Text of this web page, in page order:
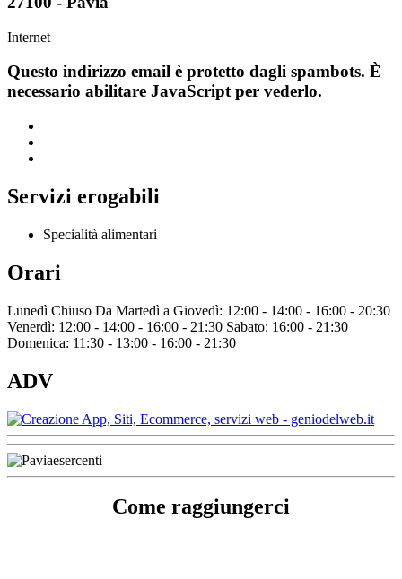
Internet
Questo indirizzo email è protetto dagli spambots. È
necessario abilitare JavaScript per vederlo.
Servizi erogabili
Specialità alimentari
Orari
Lunedì Chiuso Da Martedì a Giovedì: 12:00 - 14:00 - 16:00 - 20:30
Venerdì: 12:00 - 14:00 - 16:00 - 21:30 Sabato: 16:00 - 21:30
Domenica: 11:30 - 13:00 - 16:00 - 21:30
ADV
Come raggiungerci